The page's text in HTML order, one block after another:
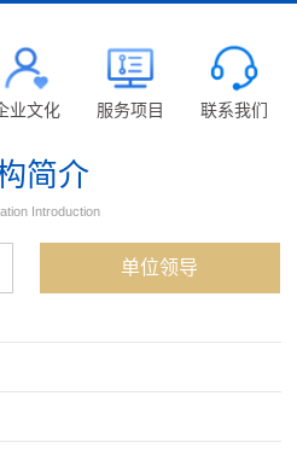
业文化 服务项目 联系我们
简介
Introduction
单位领导